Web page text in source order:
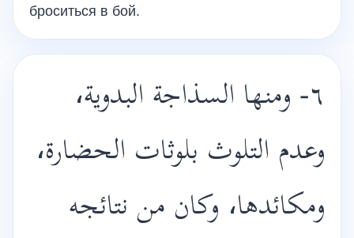
броситься в бой.
٦- ومنها السذاجة البدوية،
وعدم التلوث بلوثات الحضارة،
ومكائدها، وكان من نتائجه